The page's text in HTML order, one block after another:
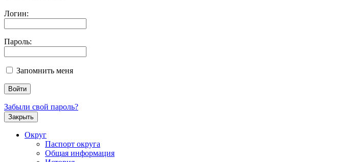
Логин:
Пароль:
Запомнить меня
Забыли свой пароль?
Закрыть
Округ
Паспорт округа
Общая информация